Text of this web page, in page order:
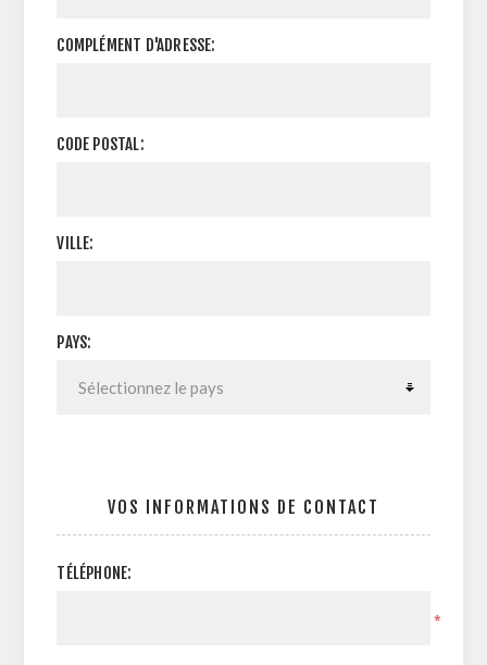
COMPLÉMENT D'ADRESSE:
CODE POSTAL:
VILLE:
PAYS:
VOS INFORMATIONS DE CONTACT
TÉLÉPHONE:
*